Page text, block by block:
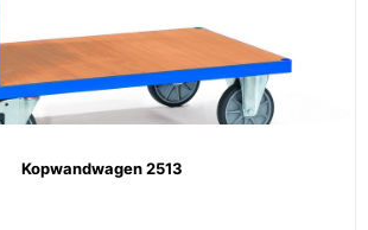
Kopwandwagen 2513